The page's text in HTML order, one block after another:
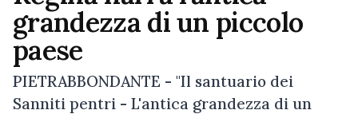
grandezza di un piccolo
paese
PIETRABBONDANTE - "Il santuario dei
Sanniti pentri - L'antica grandezza di un